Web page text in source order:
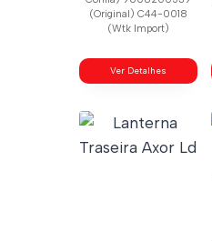
(Original) C44-0018
(Wtk Import)
Ver Detalhes